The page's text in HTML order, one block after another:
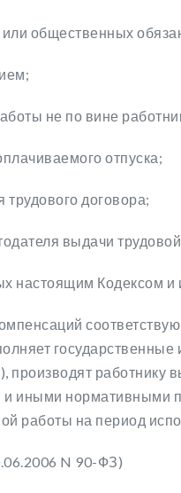
общественных
не по вине
отпуска;
договора;
выдачи
настоящим Кодексом
производят
иными нормативными
работы на период
N 90-ФЗ)